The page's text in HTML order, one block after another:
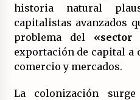
historia natural
capitalistas avanzados
problema del «sector
exportación de capital a
comercio y mercados.
La colonización